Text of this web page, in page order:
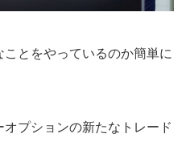
とをやっているのか簡単に
プションの新たなトレード